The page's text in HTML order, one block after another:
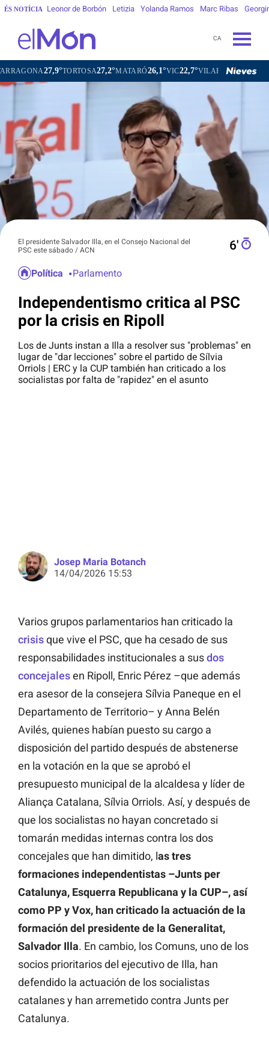
ÉS NOTÍCIA Leonor de Borbón Letizia Yolanda Ramos Marc Ribas
CA
27,9°TORTOSA27,2°MATARÓ26,1°VIC22,7°VILAFRANCA DEL PENEDÈS
El presidente Salvador Illa, en el Consejo Nacional del
PSC este sábado / ACN
6′
Política Parlamento
Independentismo critica al PSC
por la crisis en Ripoll
Los de Junts instan a Illa a resolver sus "problemas" en
lugar de "dar lecciones" sobre el partido de Sílvia
Orriols | ERC y la CUP también han criticado a los
socialistas por falta de "rapidez" en el asunto
Josep Maria Botanch
14/04/2026 15:53
Varios grupos parlamentarios han criticado la
crisisque vive el PSC, que ha cesado de sus
responsabilidades institucionales a susdos
concejalesen Ripoll, Enric Pérez –que además
era asesor de la consejera Sílvia Paneque en el
Departamento de Territorio– y Anna Belén
Avilés, quienes habían puesto su cargo a
disposición del partido después de abstenerse
en la votación en la que se aprobó el
presupuesto municipal de la alcaldesa y líder de
Aliança Catalana, Sílvia Orriols. Así, y después de
que los socialistas no hayan concretado si
tomarán medidas internas contra los dos
concejales que han dimitido, las tres
formaciones independentistas –Junts per
Catalunya, Esquerra Republicana y la CUP–, así
como PP y Vox, han criticado la actuación de la
formación del presidente de la Generalitat,
Salvador Illa. En cambio, los Comuns, uno de los
socios prioritarios del ejecutivo de Illa, han
defendido la actuación de los socialistas
catalanes y han arremetido contra Junts per
Catalunya.